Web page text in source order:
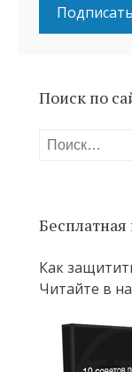
Поиск по
Найти:
Бесплатная
Как
Читайте в